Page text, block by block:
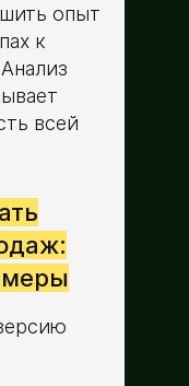
опыт
к
всей